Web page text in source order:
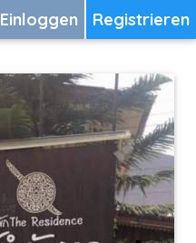
Registrieren
Einloggen